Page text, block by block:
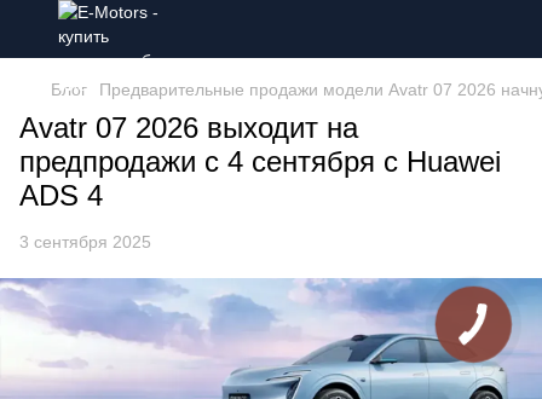
Блог Предварительные продажи модели Avatr 07 2026
Avatr 07 2026 выходит на
предпродажи с 4 сентября с Huawei
ADS 4
3 сентября 2025